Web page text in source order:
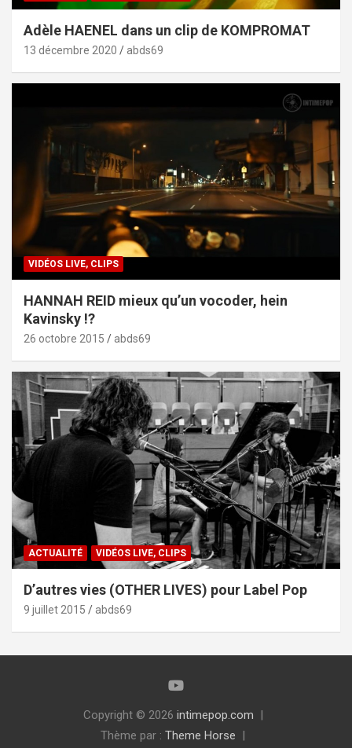
Adèle HAENEL dans un clip de KOMPROMAT
13 décembre 2020 abds69
VIDÉOS LIVE, CLIPS
HANNAH REID mieux qu’un vocoder, hein
Kavinsky !?
26 octobre 2015 abds69
ACTUALITÉ VIDÉOS LIVE, CLIPS
D’autres vies (OTHER LIVES) pour Label Pop
9 juillet 2015 abds69
Copyright © 2026 intimepop.com
Thème par : Theme Horse